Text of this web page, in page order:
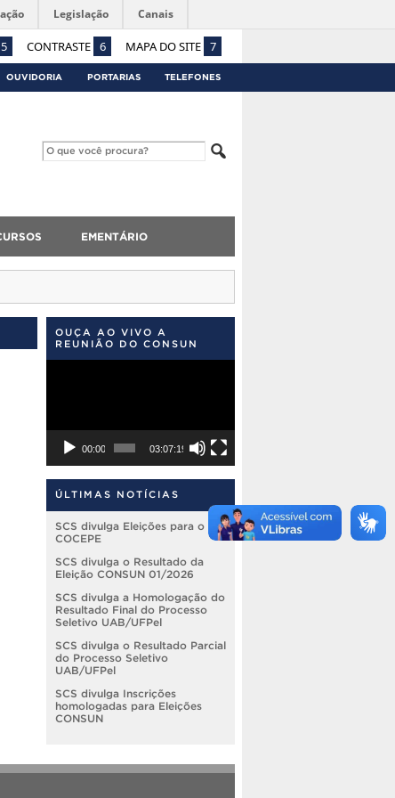
5 CONTRASTE 6 MAPA DO SITE 7
Legislação Canais
OUVIDORIA PORTARIAS TELEFONES
EMENTÁRIO
OUÇA AO VIVO A
REUNIÃO DO CONSUN
00:00 03:07:19
ÚLTIMAS NOTÍCIAS
SCS divulga Eleições para o
COCEPE
SCS divulga o Resultado da
Eleição CONSUN 01/2026
SCS divulga a Homologação do
Resultado Final do Processo
Seletivo UAB/UFPel
SCS divulga o Resultado Parcial
do Processo Seletivo
UAB/UFPel
SCS divulga Inscrições
homologadas para Eleições
CONSUN